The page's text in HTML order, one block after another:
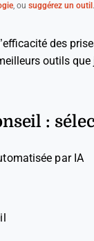
, ou suggérez un outil .
des
outils que
:
par IA